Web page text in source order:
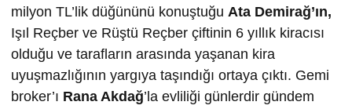
milyon TL’lik düğününü konuştuğu Ata Demirağ’ın,
Işıl Reçber ve Rüştü Reçber çiftinin 6 yıllık kiracısı
olduğu ve tarafların arasında yaşanan kira
uyuşmazlığının yargıya taşındığı ortaya çıktı. Gemi
broker’ı Rana Akdağ’la evliliği günlerdir gündem